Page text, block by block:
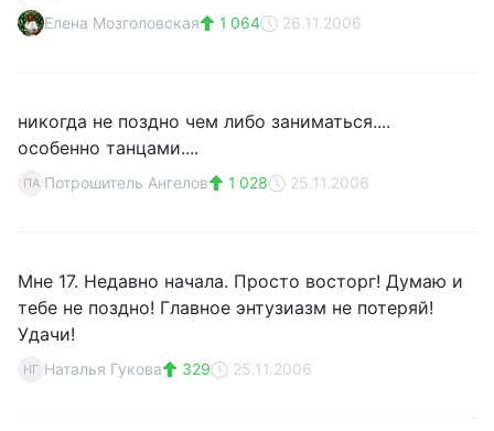
Елена Мозголовская 1 064 26.11.2006
никогда не поздно чем либо заниматься....
особенно танцами....
ПА Потрошитель Ангелов 1 028 25.11.2006
Мне 17. Недавно начала. Просто восторг! Думаю и
тебе не поздно! Главное энтузиазм не потеряй!
Удачи!
НГ Наталья Гукова 329 25.11.2006